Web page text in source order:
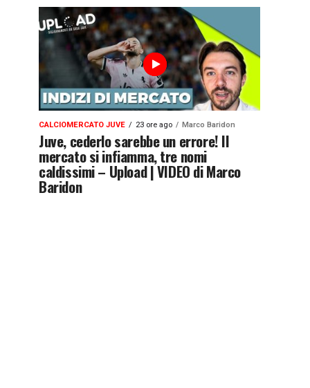
CALCIOMERCATO JUVE 23 ore ago Marco Baridon
Juve, cederlo sarebbe un errore! Il
mercato si infiamma, tre nomi
caldissimi – Upload | VIDEO di Marco
Baridon